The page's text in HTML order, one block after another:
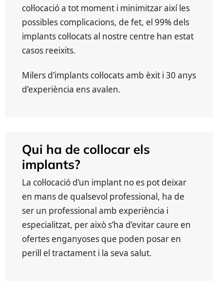
col·locació a tot moment i minimitzar així les
possibles complicacions, de fet, el 99% dels
implants col·locats al nostre centre han estat
casos reeixits.
Milers d’implants col·locats amb èxit i 30 anys
d’experiència ens avalen.
Qui ha de collocar els
implants?
La col·locació d’un implant no es pot deixar
en mans de qualsevol professional, ha de
ser un professional amb experiència i
especialitzat, per això s’ha d’evitar caure en
ofertes enganyoses que poden posar en
perill el tractament i la seva salut.